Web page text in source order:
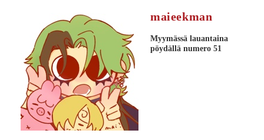
maieekman
Myymässä lauantaina
pöydällä numero 51